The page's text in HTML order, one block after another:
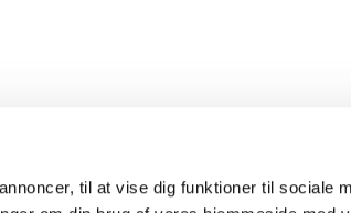
til at vise dig funktioner til sociale